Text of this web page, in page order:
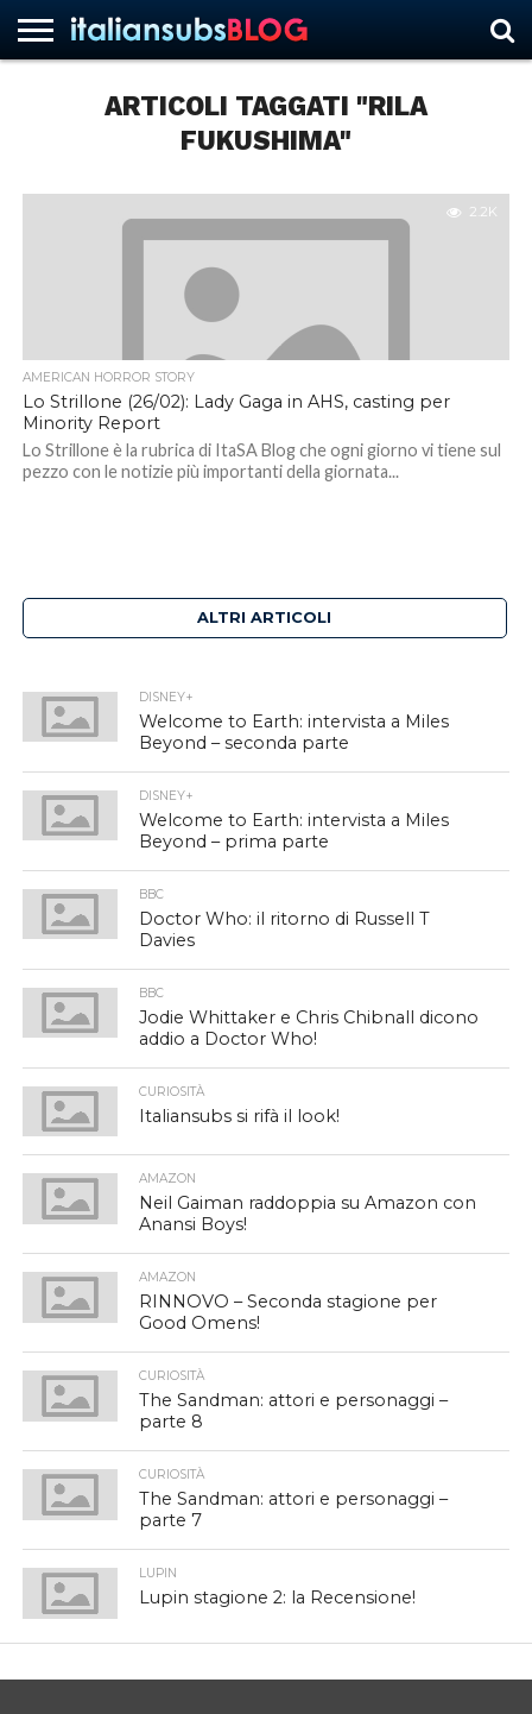
ARTICOLI TAGGATI "RILA
FUKUSHIMA"
2.2K
AMERICAN HORROR STORY
Lo Strillone (26/02): Lady Gaga in AHS, casting per
Minority Report
Lo Strillone è la rubrica di ItaSA Blog che ogni giorno vi tiene sul
pezzo con le notizie più importanti della giornata...
ALTRI ARTICOLI
DISNEY+
Welcome to Earth: intervista a Miles
Beyond – seconda parte
DISNEY+
Welcome to Earth: intervista a Miles
Beyond – prima parte
BBC
Doctor Who: il ritorno di Russell T
Davies
BBC
Jodie Whittaker e Chris Chibnall dicono
addio a Doctor Who!
CURIOSITÀ
Italiansubs si rifà il look!
AMAZON
Neil Gaiman raddoppia su Amazon con
Anansi Boys!
AMAZON
RINNOVO – Seconda stagione per
Good Omens!
CURIOSITÀ
The Sandman: attori e personaggi –
parte 8
CURIOSITÀ
The Sandman: attori e personaggi –
parte 7
LUPIN
Lupin stagione 2: la Recensione!